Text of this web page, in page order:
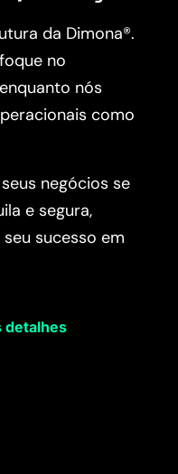
da Dimona®.
no
nós
como
negócios se
e segura,
sucesso em
detalhes